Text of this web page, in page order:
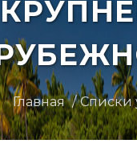
Главная Списки